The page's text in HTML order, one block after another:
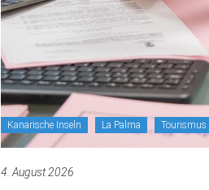
Kanarische Inseln La Palma Tourismus
4. August 2026